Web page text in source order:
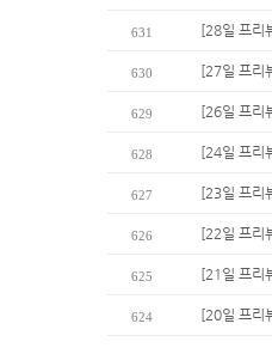
631 [28일 프리
630 [27일 프리
629 [26일 프리
628 [24일 프리
627 [23일 프리
626 [22일 프리
625 [21일 프리
624 [20일 프리